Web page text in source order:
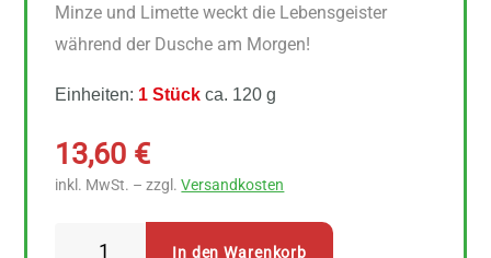
Minze und Limette weckt die Lebensgeister
während der Dusche am Morgen!
Einheiten: 1 Stück ca. 120 g
13,60 €
inkl. MwSt. – zzgl.Versandkosten
In den Warenkorb